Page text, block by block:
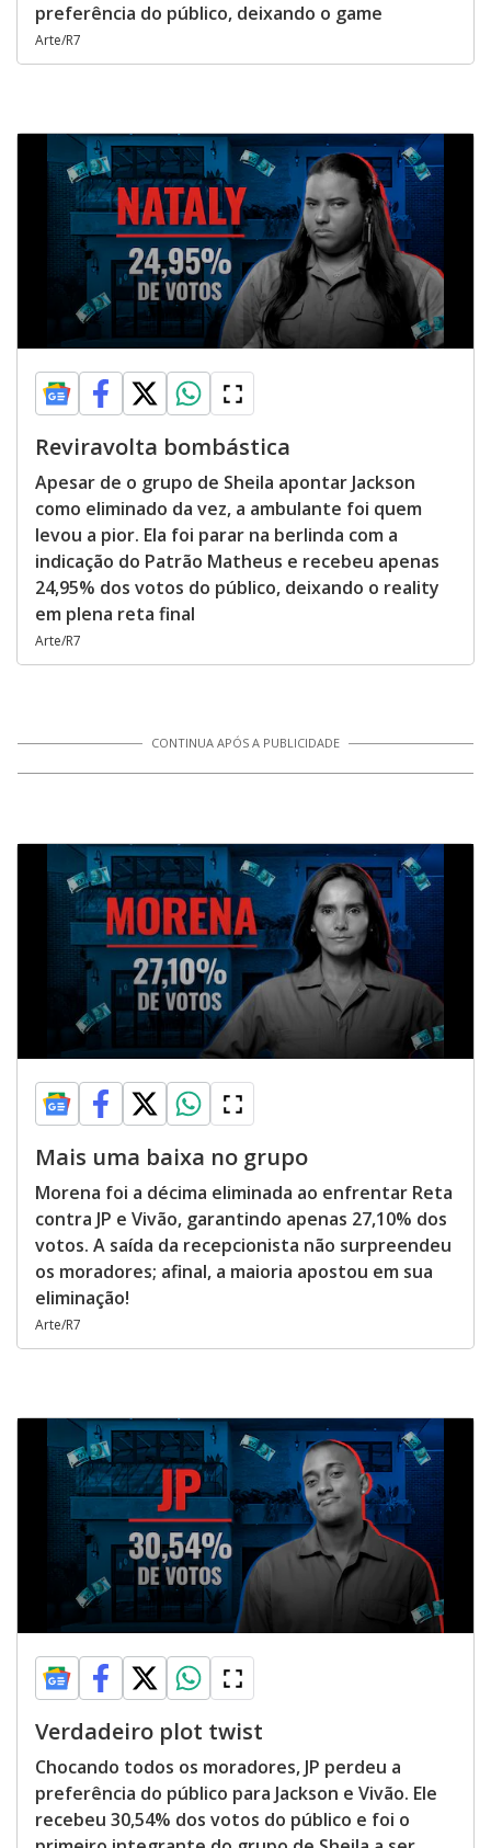
preferência do público, deixando o game
Arte/R7
Reviravolta bombástica
Apesar de o grupo de Sheila apontar Jackson
como eliminado da vez, a ambulante foi quem
levou a pior. Ela foi parar na berlinda com a
indicação do Patrão Matheus e recebeu apenas
24,95% dos votos do público, deixando o reality
em plena reta final
Arte/R7
CONTINUA APÓS A PUBLICIDADE
Mais uma baixa no grupo
Morena foi a décima eliminada ao enfrentar Reta
contra JP e Vivão, garantindo apenas 27,10% dos
votos. A saída da recepcionista não surpreendeu
os moradores; afinal, a maioria apostou em sua
eliminação!
Arte/R7
Verdadeiro plot twist
Chocando todos os moradores, JP perdeu a
preferência do público para Jackson e Vivão. Ele
recebeu 30,54% dos votos do público e foi o